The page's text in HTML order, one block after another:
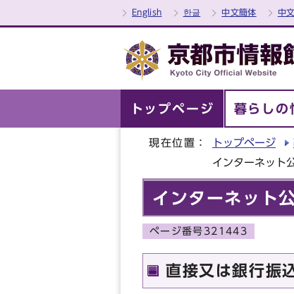
English 한글 中文簡体 中
トップページ 暮らしの
現在位置： トップページ
インターネット
インターネット
ページ番号321443
直接又は銀行振